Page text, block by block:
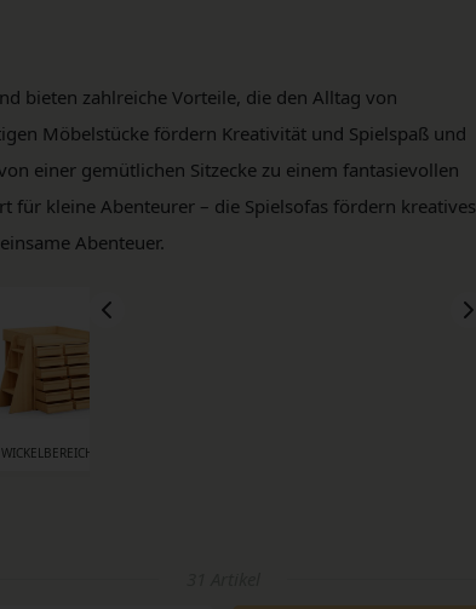
bieten zahlreiche Vorteile, die den Alltag von
Möbelstücke fördern Kreativität und Spielspaß und
einer gemütlichen Sitzecke zu einem fantasievollen
für kleine Abenteurer – die Spielsofas fördern kreatives
Abenteuer.
WICKELBEREICH